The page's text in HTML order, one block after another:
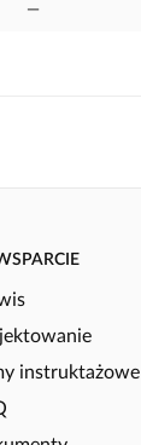
—
instruktażowe